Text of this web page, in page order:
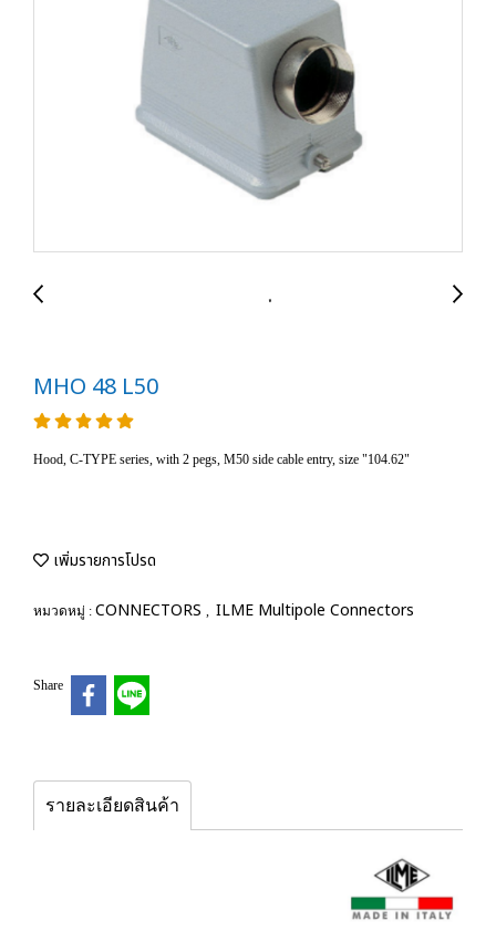
MHO 48 L50
Hood, C-TYPE series, with 2 pegs, M50 side cable entry, size "104.62"
เพิ่มรายการโปรด
หมวดหมู่ : CONNECTORS , ILME Multipole Connectors
Share
รายละเอียดสินค้า